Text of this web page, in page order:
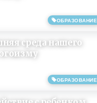
ОБРАЗОВАНИЕ
ОБРАЗОВАНИЕ
среда нашего